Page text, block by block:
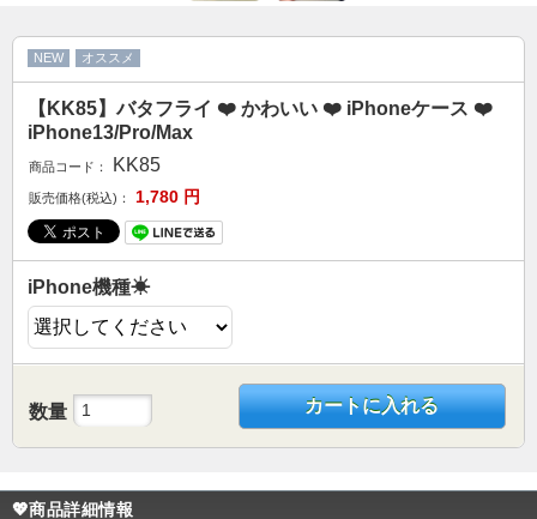
FOLLOW US
Web: https://www.kumacase.jp
E-mail: kumacasestore@gmail.com
Line ID: kumacase
NEW オススメ
【KK85】バタフライ ❤️ かわいい ❤️ iPhoneケース ❤️
iPhone13/Pro/Max
商品コード： KK85
販売価格(税込)： 1,780 円
iPhone機種☀
数量 カートに入れる
💖商品詳細情報